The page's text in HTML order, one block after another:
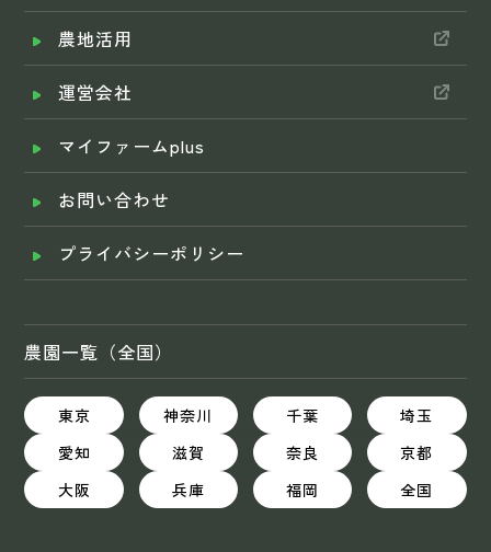
農地活用
運営会社
マイファームplus
お問い合わせ
プライバシーポリシー
農園一覧（全国）
東京 神奈川 千葉
埼玉
愛知
滋賀 奈良
京都
大阪
兵庫 福岡 全国